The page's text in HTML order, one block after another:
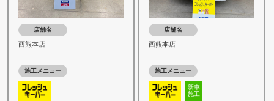
店舗名
西熊本店
施工メニュー
店舗名
西熊本店
施工メニュー
新車
施工